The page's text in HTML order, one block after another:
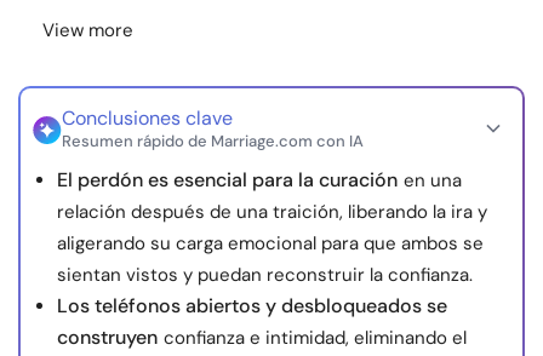
Sobre nosotros Contáctanos
nosotros
© Copyright 2026. Todos los derechos reservados.
View more
Conclusiones clave
Resumen rápido de Marriage.com con IA
El perdón es esencial para la curación en una
relación después de una traición, liberando la ira y
aligerando su carga emocional para que ambos se
sientan vistos y puedan reconstruir la confianza.
Los teléfonos abiertos y desbloqueados se
construyen confianza e intimidad, eliminando el